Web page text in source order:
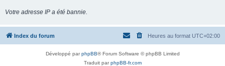
e
Votre adresse IP a été bannie.
Index du forum Heures au format UTC+02:00
Développé parphpBB® Forum Software © phpBB Limited
Traduit parphpBB-fr.com